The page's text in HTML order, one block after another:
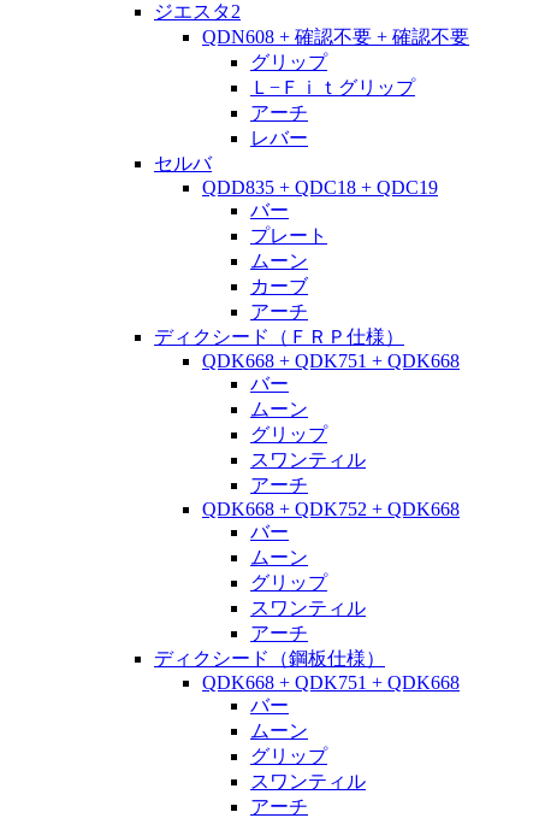
ジエスタ2
QDN608 + 確認不要 + 確認不要
グリップ
Ｌ−Ｆｉｔグリップ
アーチ
レバー
セルバ
QDD835 + QDC18 + QDC19
バー
プレート
ムーン
カーブ
アーチ
ディクシード（ＦＲＰ仕様）
QDK668 + QDK751 + QDK668
バー
ムーン
グリップ
スワンティル
アーチ
QDK668 + QDK752 + QDK668
バー
ムーン
グリップ
スワンティル
アーチ
ディクシード（鋼板仕様）
QDK668 + QDK751 + QDK668
バー
ムーン
グリップ
スワンティル
アーチ